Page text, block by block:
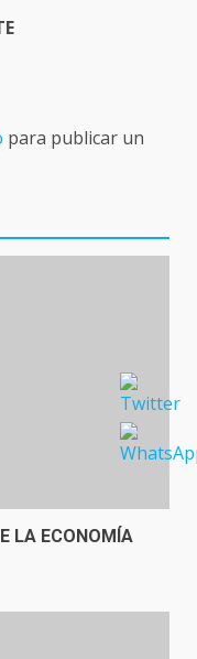
para publicar un
LA ECONOMÍA